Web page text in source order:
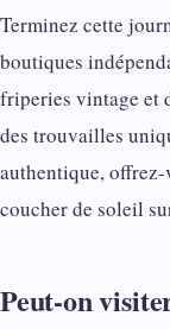
Terminez cette
boutiques
friperies vintage et
des trouvailles
authentique, offrez-
coucher de soleil
Peut-on